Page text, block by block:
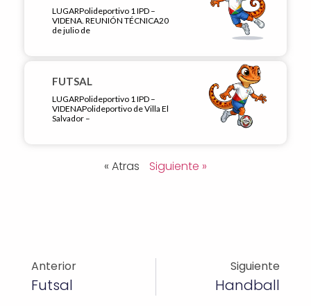
LUGARPolideportivo 1 IPD –
VIDENA. REUNIÓN TÉCNICA20
de julio de
FUTSAL
LUGARPolideportivo 1 IPD –
VIDENAPolideportivo de Villa El
Salvador –
« Atras Siguiente »
Anterior
Futsal
Siguiente
Handball